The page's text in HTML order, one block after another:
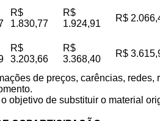
R$
1.830,77
R$
1.924,91
R$
R$
3.203,66
R$
3.368,40
R$
de preços, carências,
objetivo de substituir o material